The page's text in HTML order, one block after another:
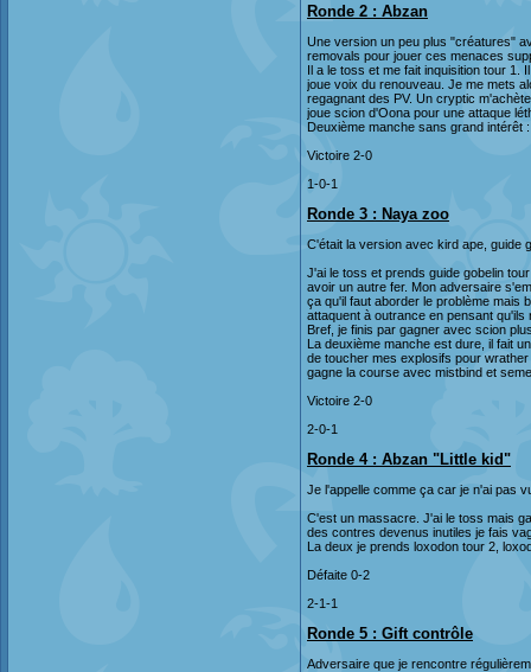
Ronde 2 : Abzan
Une version un peu plus "créatures"
removals pour jouer ces menaces
Il a le toss et me fait inquisition tour 1.
joue voix du renouveau. Je me mets
regagnant des PV. Un cryptic
joue scion d'Oona pour une attaque
Deuxième manche sans grand intérêt
Victoire 2-0
1-0-1
Ronde 3 : Naya zoo
C'était la version avec kird ape, guide
J'ai le toss et prends guide gobelin
avoir un autre fer. Mon adversaire
ça qu'il faut aborder le problème mais
attaquent à outrance en pensant
Bref, je finis par gagner avec scion
La deuxième manche est dure, il fait
de toucher mes explosifs pour
gagne la course avec mistbind et
Victoire 2-0
2-0-1
Ronde 4 : Abzan "Little kid"
Je l'appelle comme ça car je n'ai pas
C'est un massacre. J'ai le toss mais
des contres devenus inutiles je fais
La deux je prends loxodon tour 2,
Défaite 0-2
2-1-1
Ronde 5 : Gift contrôle
Adversaire que je rencontre